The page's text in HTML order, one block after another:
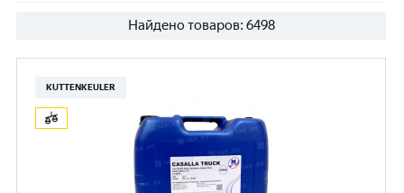
Найдено товаров: 6498
KUTTENKEULER